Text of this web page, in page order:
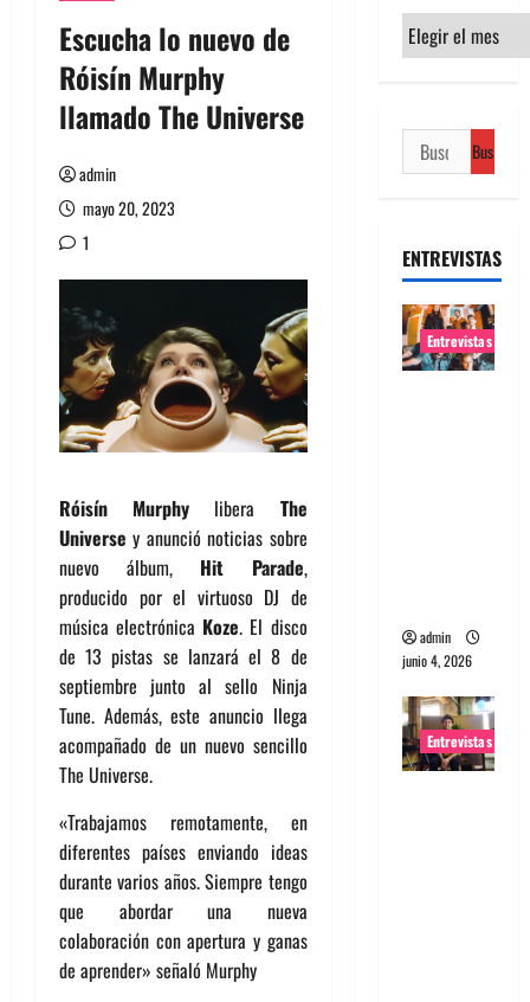
Escucha lo nuevo de
Róisín Murphy
llamado The Universe
admin
mayo 20, 2023
1
Róisín Murphy libera The
Universe y anunció noticias sobre
nuevo álbum, Hit Parade,
producido por el virtuoso DJ de
música electrónica Koze. El disco
de 13 pistas se lanzará el 8 de
septiembre junto al sello Ninja
Tune. Además, este anuncio llega
acompañado de un nuevo sencillo
The Universe.
«Trabajamos remotamente, en
diferentes países enviando ideas
durante varios años. Siempre tengo
que abordar una nueva
colaboración con apertura y ganas
de aprender» señaló Murphy
Archivos
Buscar:
ENTREVISTAS
Entrevistas
admin
junio 4, 2026
Entrevistas